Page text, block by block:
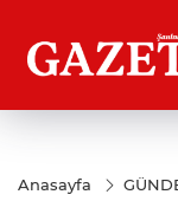
Anasayfa